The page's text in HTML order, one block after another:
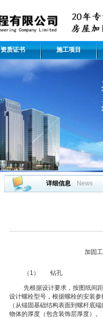
资质证书 施工项目
详细信息 News
加固工程《友谊》帮
（1） 钻孔
先根据设计要求，按图纸间
设计螺栓型号，根据螺栓的安装
（从锚固基础结构表面到螺杆底
物体的厚度（包含装饰层厚度）。